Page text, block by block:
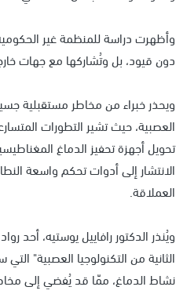
وأظهرت دراسة للمنظمة غير
دون قيود، بل وتُشاركها مع جهات
ويحذر خبراء من مخاطر مستقبلية
العصبية، حيث تشير التطورات
تحويل أجهزة تحفيز الدماغ
الانتشار إلى أدوات تحكم واسعة
العملاقة.
ويُنذر الدكتور رافاييل يوستيه، أحد
الثانية من التكنولوجيا العصبية"
نشاط الدماغ، ممّا قد يُفضي إلى